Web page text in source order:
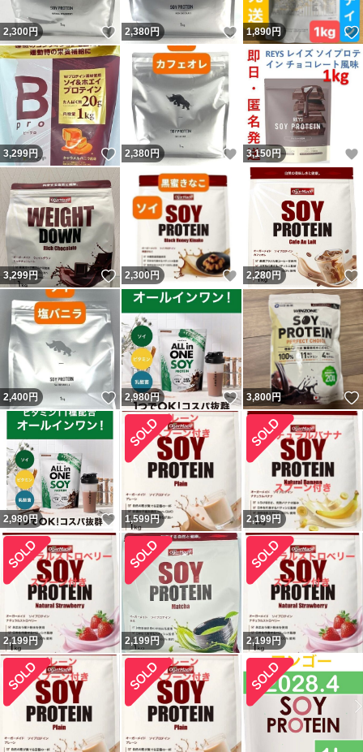
2,300円 いいね！
2,380円 いいね！
1,890円
3,299円 いいね！
2,380円 いいね！
3,150円
3,299円 いいね！
2,300円 いいね！
2,280円
2,400円 いいね！
2,980円 いいね！
3,800円
2,980円 いいね！
1,599円 2,199円
2,199円 2,199円 2,199円